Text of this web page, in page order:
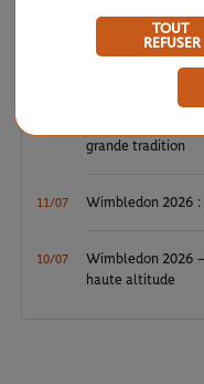
Wimbledon 2026
grande tradition
11/07 Wimbledon 2026 :
10/07
Wimbledon 2026
haute altitude
TOUT
REFUSER